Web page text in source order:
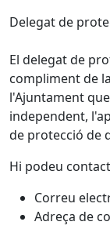
Delegat de
El delegat de
compliment de
l'Ajuntament
independent,
de protecció de
Hi podeu
Correu
Adreça de